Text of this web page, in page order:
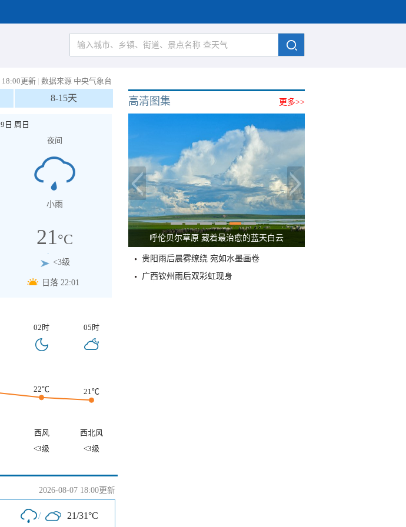
18:00更新 | 数据来源 中央气象台
8-15天
9日 周日
夜间
小雨
21°C
<3级
日落 22:01
02时 05时
22℃ 21℃
西风
西北风
<3级 <3级
2026-08-07 18:00更新
/ 21/31°C
更多>>
高清图集
呼伦贝尔草原 藏着最治愈的蓝天白云
贵阳雨后晨雾缭绕 宛如水墨画卷
广西钦州雨后双彩虹现身